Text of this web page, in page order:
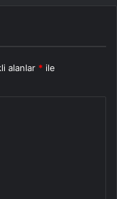
alanlar * ile